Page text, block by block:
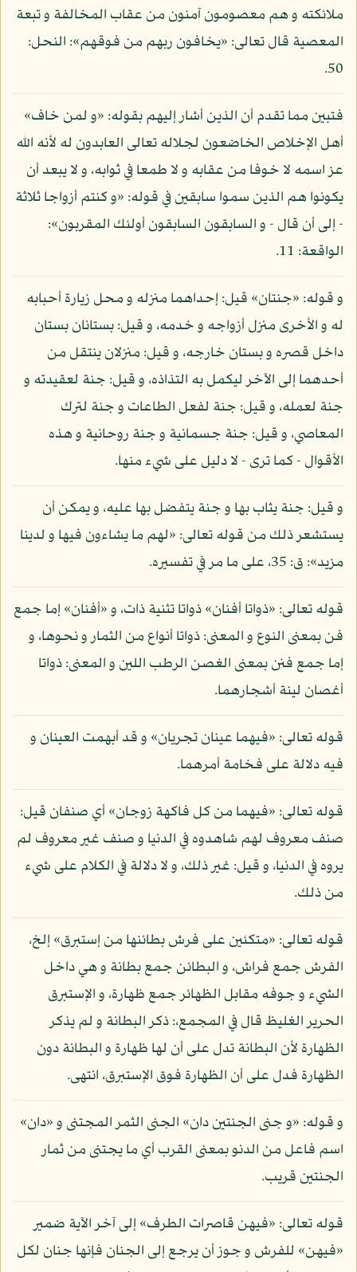
ملائكته و هم معصومون آمنون من عقاب المخالفة و تبعة
المعصية قال تعالى: «يخافون ربهم من فوقهم»: النحل:
50.
فتبين مما تقدم أن الذين أشار إليهم بقوله: «و لمن خاف»
أهل الإخلاص الخاضعون لجلاله تعالى العابدون له لأنه الله
عز اسمه لا خوفا من عقابه و لا طمعا في ثوابه، و لا يبعد أن
يكونوا هم الذين سموا سابقين في قوله: «و كنتم أزواجا ثلاثة
- إلى أن قال - و السابقون السابقون أولئك المقربون»:
الواقعة: 11.
و قوله: «جنتان» قيل: إحداهما منزله و محل زيارة أحبابه
له و الأخرى منزل أزواجه و خدمه، و قيل: بستانان بستان
داخل قصره و بستان خارجه، و قيل: منزلان ينتقل من
أحدهما إلى الآخر ليكمل به التذاذه، و قيل: جنة لعقيدته و
جنة لعمله، و قيل: جنة لفعل الطاعات و جنة لترك
المعاصي، و قيل: جنة جسمانية و جنة روحانية و هذه
الأقوال - كما ترى - لا دليل على شيء منها.
و قيل: جنة يثاب بها و جنة يتفضل بها عليه، و يمكن أن
يستشعر ذلك من قوله تعالى: «لهم ما يشاءون فيها و لدينا
مزيد»: ق: 35، على ما مر في تفسيره.
قوله تعالى: «ذواتا أفنان» ذواتا تثنية ذات، و «أفنان» إما جمع
فن بمعنى النوع و المعنى: ذواتا أنواع من الثمار و نحوها، و
إما جمع فنن بمعنى الغصن الرطب اللين و المعنى: ذواتا
أغصان لينة أشجارهما.
قوله تعالى: «فيهما عينان تجريان» و قد أبهمت العينان و
فيه دلالة على فخامة أمرهما.
قوله تعالى: «فيهما من كل فاكهة زوجان» أي صنفان قيل:
صنف معروف لهم شاهدوه في الدنيا و صنف غير معروف لم
يروه في الدنيا، و قيل: غير ذلك، و لا دلالة في الكلام على شيء
من ذلك.
قوله تعالى: «متكئين على فرش بطائنها من إستبرق» إلخ،
الفرش جمع فراش، و البطائن جمع بطانة و هي داخل
الشيء و جوفه مقابل الظهائر جمع ظهارة، و الإستبرق
الحرير الغليظ قال في المجمع،: ذكر البطانة و لم يذكر
الظهارة لأن البطانة تدل على أن لها ظهارة و البطانة دون
الظهارة فدل على أن الظهارة فوق الإستبرق، انتهى.
و قوله: «و جنى الجنتين دان» الجنى الثمر المجتنى و «دان»
اسم فاعل من الدنو بمعنى القرب أي ما يجتنى من ثمار
الجنتين قريب.
قوله تعالى: «فيهن قاصرات الطرف» إلى آخر الآية ضمير
«فيهن» للفرش و جوز أن يرجع إلى الجنان فإنها جنان لكل